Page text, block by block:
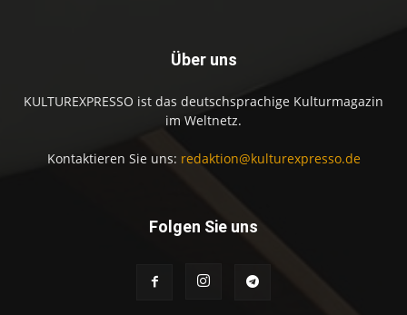
Über uns
KULTUREXPRESSO ist das deutschsprachige Kulturmagazin
im Weltnetz.
Kontaktieren Sie uns: redaktion@kulturexpresso.de
Folgen Sie uns